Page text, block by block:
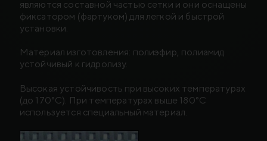
являются составной частью сетки и они оснащены
фиксатором (фартуком) для легкой и быстрой
установки.
Материал изготовления: полиэфир, полиамид
устойчивый к гидролизу.
Высокая устойчивость при высоких температурах
(до 170°C). При температурах выше 180°C
используется специальный материал.